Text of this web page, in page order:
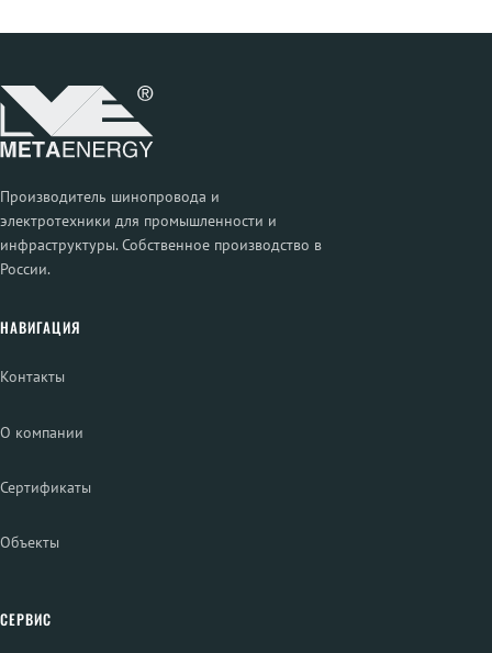
Производитель шинопровода и
электротехники для промышленности и
инфраструктуры. Собственное производство в
России.
НАВИГАЦИЯ
Контакты
О компании
Сертификаты
Объекты
СЕРВИС